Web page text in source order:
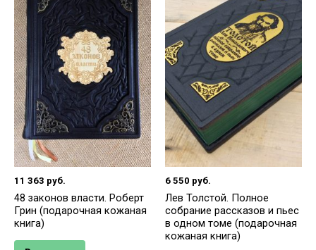
11 363 руб.
48 законов власти. Роберт
Грин (подарочная кожаная
книга)
6 550 руб.
Лев Толстой. Полное
собрание рассказов и пьес
в одном томе (подарочная
кожаная книга)